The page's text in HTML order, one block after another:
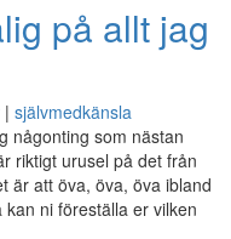
på allt jag
| självmedkänsla
någonting som nästan
riktigt urusel på det från
är att öva, öva, öva ibland
ni föreställa er vilken